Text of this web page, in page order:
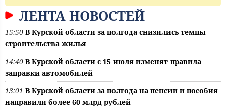
ЛЕНТА НОВОСТЕЙ
15:50 В Курской области за полгода снизились темпы
строительства жилья
14:40 В Курской области с 15 июля изменят правила
заправки автомобилей
13:01 В Курской области за полгода на пенсии и пособия
направили более 60 млрд рублей